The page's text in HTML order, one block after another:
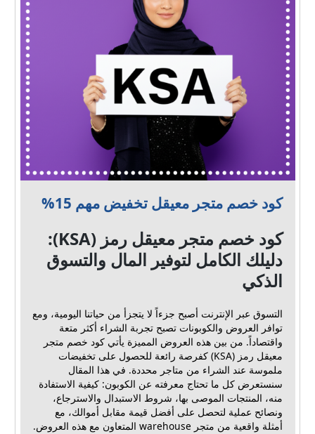
كود خصم متجر معيقل تخفيض مهم 15%
كود خصم متجر معيقل رمز (KSA):
دليلك الكامل لتوفير المال والتسوق
الذكي
التسوق عبر الإنترنت أصبح جزءاً لا يتجزأ من حياتنا اليومية، ومع
توافر العروض والكوبونات تصبح تجربة الشراء أكثر متعة
واقتصاداً. من بين هذه العروض المميزة يأتي كود خصم متجر
معيقل رمز (KSA) كفرصة رائعة للحصول على تخفيضات
ملموسة عند الشراء من متاجر محددة. في هذا المقال
سنستعرض كل ما تحتاج معرفته عن الكوبون: كيفية الاستفادة
منه، المنتجات الموصى بها، شروط الاستبدال والاسترجاع،
ونصائح عملية لتحصل على أفضل قيمة مقابل أموالك، مع
أمثلة واقعية من متجر warehouse المتعاون مع هذه العروض.